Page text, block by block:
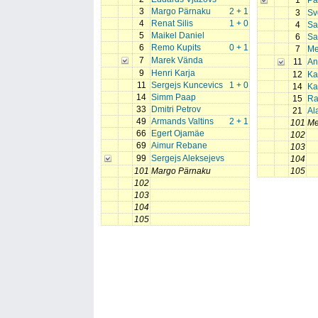
3
2 + 1
Margo Pärnaku
4
1 + 0
Renat Silis
5
Maikel Daniel
6
0 + 1
Remo Kupits
7
Marek Vända
9
Henri Karja
11
1 + 0
Sergejs Kuncevics
14 Simm Paap
33
Dmitri Petrov
49
2 + 1
Armands Valtins
66
Egert Ojamäe
69 Aimur Rebane
99 Sergejs Aleksejevs
101 Margo Pärnaku
102
103
104
105
3
4
6
7
11
12
14
15
21
101
102
103
104
105